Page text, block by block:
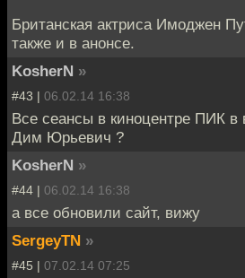
Британская актриса Имоджен
также и в анонсе.
KosherN »
#43 | 06.02.14 16:38
Все сеансы в киноцентре ПИК
Дим Юрьевич ?
KosherN »
#44 | 06.02.14 16:38
а все обновили сайт, вижу
SergeyTN »
#45 | 07.02.14 07:25